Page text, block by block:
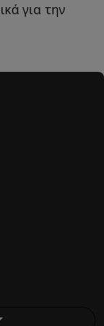
για την